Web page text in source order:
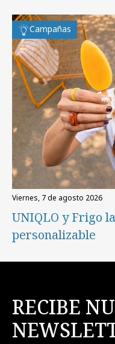
Campañas
viernes, 7 de agosto 2026
UNIQLO y Frigo
personalizable
RECIBE